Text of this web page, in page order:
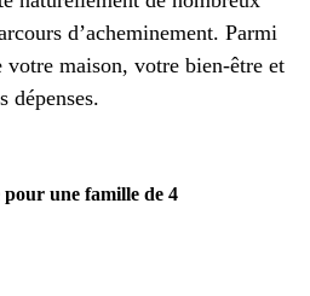
d’acheminement. Parmi
maison, votre bien-être et
dépenses.
une famille de 4